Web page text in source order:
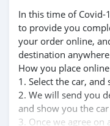
In this time of Covid-
to provide you
your order online,
destination
How you place
1. Select the car,
2. We will send you
and show you the
3. Once we agree on